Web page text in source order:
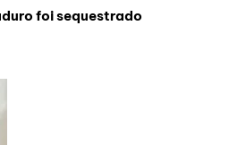
foi sequestrado